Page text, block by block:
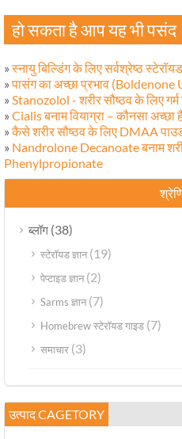
हो सकता है आप यह भी पसंद
»स्नायु बिल्डिंग के लिए सर्वश्रेष्ठ स्टेरॉयड
»पासंग का अच्छा प्रभाव
» Stanozolol - शरीर सौष्ठव के लिए गर्म
» Cialis बनाम वियाग्रा – कौनसा अच्छा
»कैसे शरीर सौष्ठव के लिए DMAA
» Nandrolone Decanoate बनाम
Phenylpropionate
ब्लॉग (38)
स्टेरॉयड ज्ञान(19)
पेप्टाइड ज्ञान(2)
Sarms ज्ञान(7)
Homebrew स्टेरॉयड गाइड (7)
समाचार (3)
उत्पाद CAGETORY